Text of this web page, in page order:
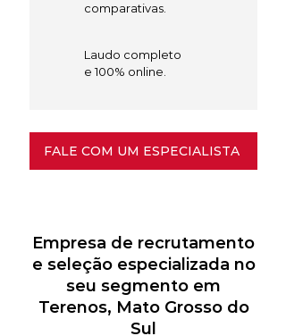
comparativas.
Laudo completo
e 100% online.
FALE COM UM ESPECIALISTA
Empresa de recrutamento
e seleção especializada no
seu segmento em
Terenos, Mato Grosso do
Sul